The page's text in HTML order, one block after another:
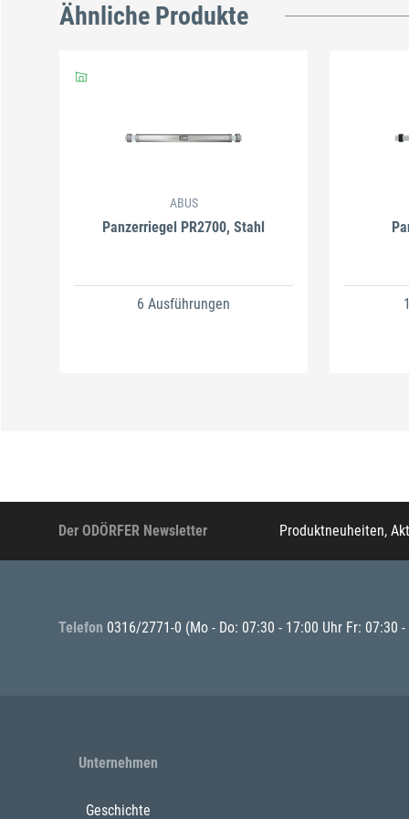
Ähnliche Produkte
ABUS
Panzerriegel PR2700, Stahl
6 Ausführungen
Der ODÖRFER Newsletter Produktneuheiten,
Telefon 0316/2771-0 (Mo - Do: 07:30 - 17:00 Uhr Fr: 07:30
Unternehmen
Geschichte